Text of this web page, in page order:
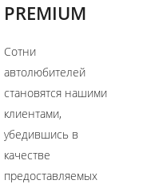
PREMIUM
Сотни
автолюбителей
становятся нашими
клиентами,
убедившись в
качестве
предоставляемых